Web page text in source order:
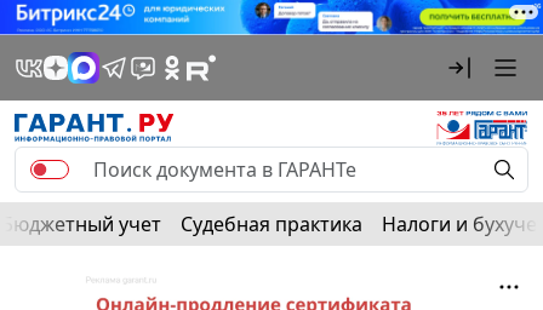
Бюджетный учет Судебная практика Налоги и